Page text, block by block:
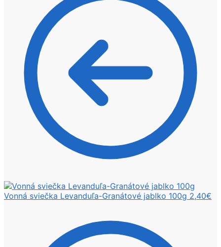
Vonná sviečka Levanduľa-Granátové jablko 100g 2,40€